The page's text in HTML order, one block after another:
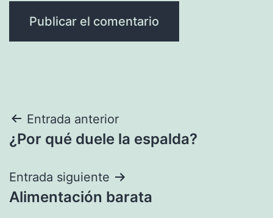
Navegación
de
entradas
Entrada anterior
¿Por qué duele la espalda?
Entrada siguiente
Alimentación barata